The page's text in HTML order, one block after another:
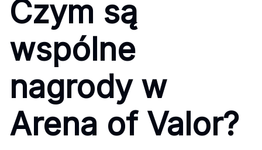
Czym są
wspólne
nagrody w
Arena of Valor?